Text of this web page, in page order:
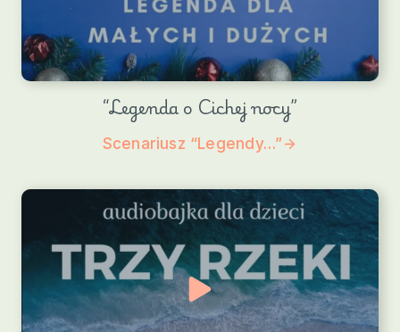
“Legenda o Cichej nocy”
Scenariusz “Legendy…”